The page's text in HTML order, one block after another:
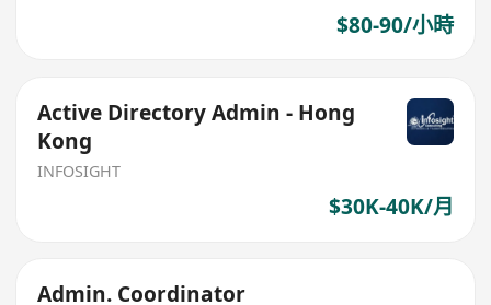
$80-90/小時
Active Directory Admin - Hong
Kong
INFOSIGHT
$30K-40K/月
Admin. Coordinator